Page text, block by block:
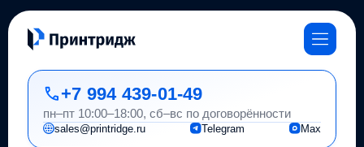
+7 994 439-01-49
пн–пт 10:00–18:00, сб–вс по договорённости
sales@printridge.ru Telegram Max